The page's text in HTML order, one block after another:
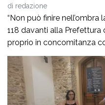
di redazione
“Non può finire
118 davanti alla Prefettura
proprio in concomitanza
del Consiglio dei ministri,
operativo della sanità
2028. È l’ennesima
che attesta una crisi